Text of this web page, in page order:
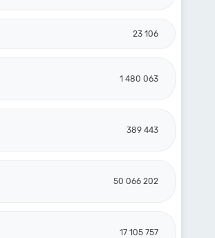
23 106
1 480 063
389 443
50 066 202
17 105 757